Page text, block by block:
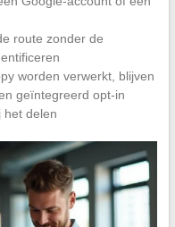
route zonder de
worden verwerkt, blijven
geïntegreerd opt-in
het delen